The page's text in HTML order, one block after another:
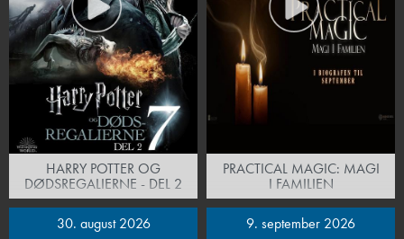
HARRY POTTER OG
DØDSREGALIERNE - DEL 2
30. august 2026
PRACTICAL MAGIC: MAGI
I FAMILIEN
9. september 2026